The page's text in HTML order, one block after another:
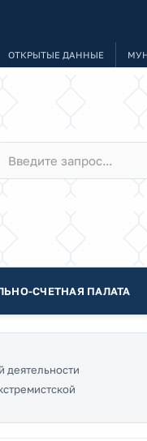
ОТКРЫТЫЕ ДАННЫЕ
СЧЕТНАЯ ПАЛАТА
деятельности